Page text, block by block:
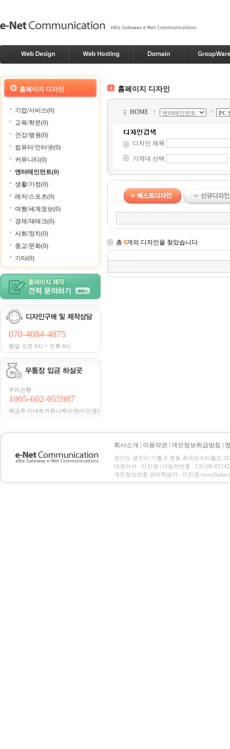
홈페이지 디자인
기업/서비스(0)
교육/학문(0)
건강/병원(0)
컴퓨터/인터넷(0)
커뮤니티(0)
엔터테인먼트(0)
생활/가정(0)
레저/스포츠(0)
여행/세계정보(0)
경제/재테크(0)
사회/정치(0)
종교/문화(0)
기타(0)
070-4084-4875
평일 오전 9시 ~ 오후 6시
우리은행
1005-602-055987
예금주:이네트커뮤니케이션(이진권)
홈페이지 디자인
HOME > >
디자인 제목
가격대 선택
총 0개의 디자인을 찾았습니다.
회사소개 이용약관 개인정보취급방침
경기도 용인시 기흥구 중동 쥬네브스타월드
대표이사 : 이진권 | 사업자번호 : 135-06-
개인정보보호 관리책임자 : 이진권